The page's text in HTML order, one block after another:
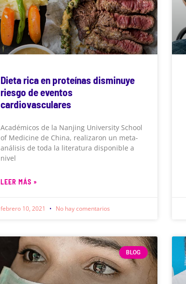
Dieta rica en proteínas disminuye
riesgo de eventos
cardiovasculares
Académicos de la Nanjing University School
of Medicine de China, realizaron un meta-
análisis de toda la literatura disponible a
nivel
LEER MÁS »
febrero 10, 2021 No hay comentarios
BLOG